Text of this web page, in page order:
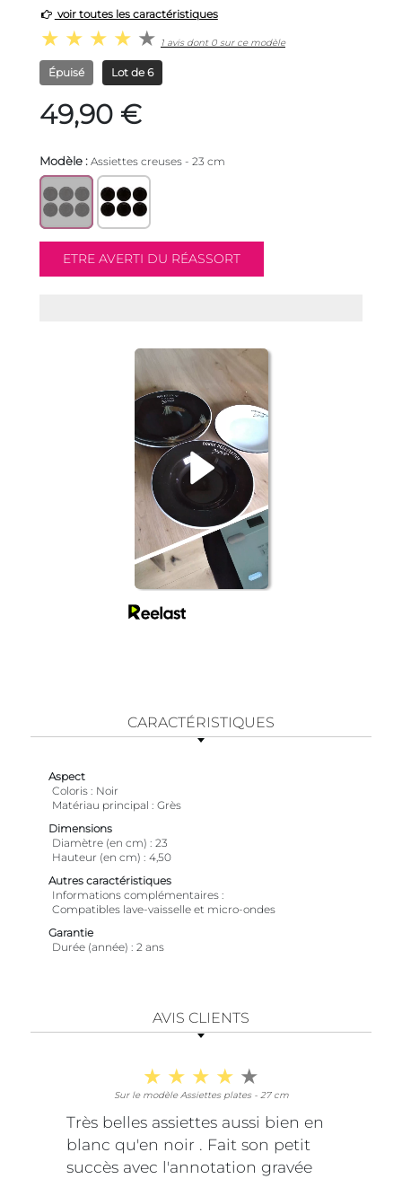
voir toutes les caractéristiques
1 avis dont 0 sur ce modèle
Épuisé Lot de 6
49,90 €
Modèle : Assiettes creuses - 23 cm
CARACTÉRISTIQUES
Aspect
Coloris
Noir
Matériau principal
Grès
Dimensions
Diamètre (en cm)
23
Hauteur (en cm)
4,50
Autres caractéristiques
Informations complémentaires
Compatibles lave-vaisselle et micro-ondes
Garantie
Durée (année)
2 ans
AVIS CLIENTS
Sur le modèle Assiettes plates - 27 cm
Très belles assiettes aussi bien en
blanc qu'en noir . Fait son petit
succès avec l'annotation gravée